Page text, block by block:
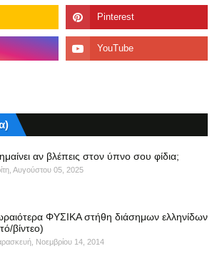
αν βλέπεις στον ύπνο σου φίδια;
Αυγούστου 05, 2025
ΦΥΣΙΚΑ στήθη διάσημων ελληνίδων
βίντεο)
Νοεμβρίου 14, 2014